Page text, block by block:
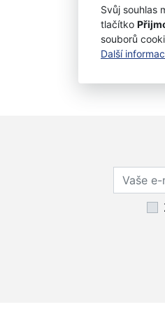
Svůj souhlas
tlačítko
souborů
Další
250 Kč
220